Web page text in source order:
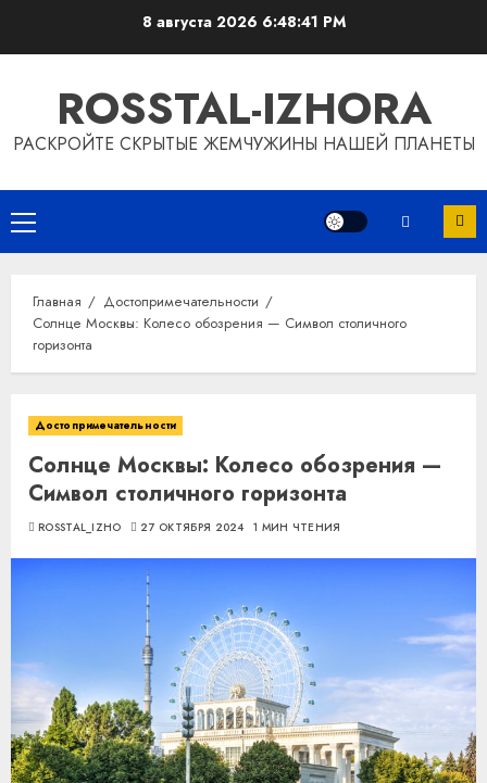
8 августа 2026 6:48:41 PM
ROSSTAL-IZHORA
РАСКРОЙТЕ СКРЫТЫЕ ЖЕМЧУЖИНЫ НАШЕЙ ПЛАНЕТЫ
Основное
меню
Главная
Достопримечательности
Солнце Москвы: Колесо обозрения — Символ столичного
горизонта
Достопримечательности
Солнце Москвы: Колесо обозрения —
Символ столичного горизонта
ROSSTAL_IZHO 27 ОКТЯБРЯ 2024 1 МИН ЧТЕНИЯ